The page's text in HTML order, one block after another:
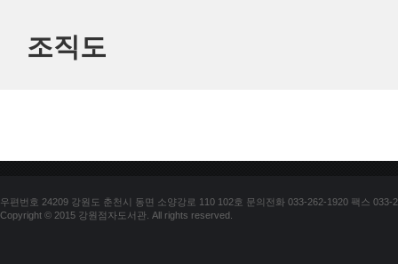
조직도
우편번호 24209 강원도 춘천시 동면 소양강로 110 102호 문의전화 033-262-1920 팩스 033-
Copyright © 2015 강원점자도서관. All rights reserved.